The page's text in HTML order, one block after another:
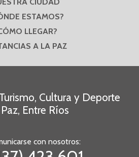
ESTAMOS?
LLEGAR?
A LA PAZ
Cultura y Deporte
Entre Ríos
con nosotros: